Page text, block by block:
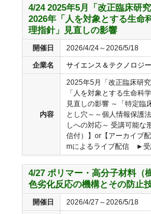
4/24 2025年5月「改正臨床研
2026年「人を対象とする生命
理指針」見直しの影響
開催日 2026/4/24～2026/5/18
企業名 サイエンス＆テクノロジ
内容
2025年5月「改正臨床研
「人を対象とする生命科
見直しの影響 ～「特定臨
とし穴～～個人情報保護
しへの対応～ 受講可能な
信付）】or【アーカイブ
mによるライブ配信 ►受
4/27 ポリマー・高分子材料（
色劣化反応の機構とその防止
開催日 2026/4/27～2026/5/18